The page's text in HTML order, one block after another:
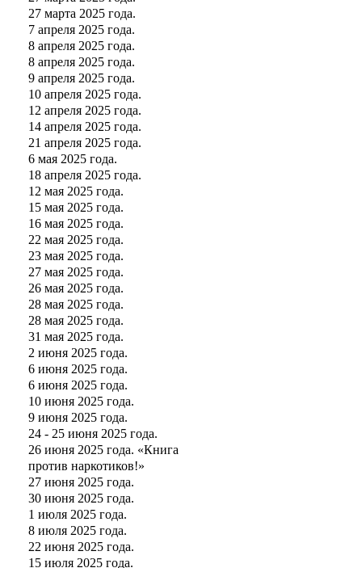
27 марта 2025 года.
7 апреля 2025 года.
8 апреля 2025 года.
8 апреля 2025 года.
9 апреля 2025 года.
10 апреля 2025 года.
12 апреля 2025 года.
14 апреля 2025 года.
21 апреля 2025 года.
6 мая 2025 года.
18 апреля 2025 года.
12 мая 2025 года.
15 мая 2025 года.
16 мая 2025 года.
22 мая 2025 года.
23 мая 2025 года.
27 мая 2025 года.
26 мая 2025 года.
28 мая 2025 года.
28 мая 2025 года.
31 мая 2025 года.
2 июня 2025 года.
6 июня 2025 года.
6 июня 2025 года.
10 июня 2025 года.
9 июня 2025 года.
24 - 25 июня 2025 года.
26 июня 2025 года. «Книга
против наркотиков!»
27 июня 2025 года.
30 июня 2025 года.
1 июля 2025 года.
8 июля 2025 года.
22 июня 2025 года.
15 июля 2025 года.